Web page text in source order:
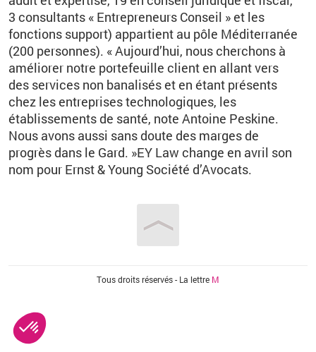
3 consultants « Entrepreneurs Conseil » et les
fonctions support) appartient au pôle Méditerranée
(200 personnes). « Aujourd’hui, nous cherchons à
améliorer notre portefeuille client en allant vers
des services non banalisés et en étant présents
chez les entreprises technologiques, les
établissements de santé, note Antoine Peskine.
Nous avons aussi sans doute des marges de
progrès dans le Gard. »EY Law change en avril son
nom pour Ernst & Young Société d’Avocats.
Tous droits réservés - La lettre M